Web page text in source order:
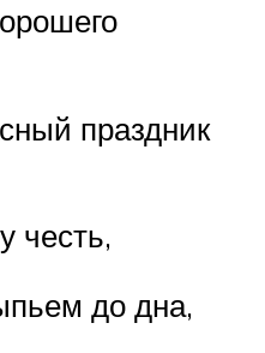
праздник
честь,
до дна,